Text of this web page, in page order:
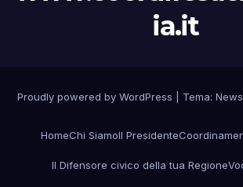
ia.it
Proudly powered by WordPress Tema:
HomeChi SiamoIl Presidente
Il Difensore civico della tua Regione